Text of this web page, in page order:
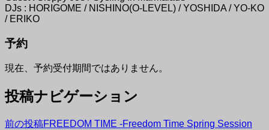
DJs : HORIGOME / NISHINO(O-LEVEL) / YOSHIDA / YO-KO
/ ERIKO
予約
現在、予約受付期間ではありません。
投稿ナビゲーション
前の投稿FREEDOM TIME -Freedom Time Spring Session